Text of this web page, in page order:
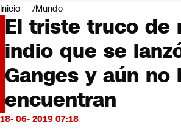
Negocios
Deportes
Programas completos
Cultura
Servicios
Bits
CNN Data
CNN tiempo
Futuro 360
Inicio Mundo
El triste truco de
indio que se
Ganges y aún no
encuentran
18- 06- 2019 07:18